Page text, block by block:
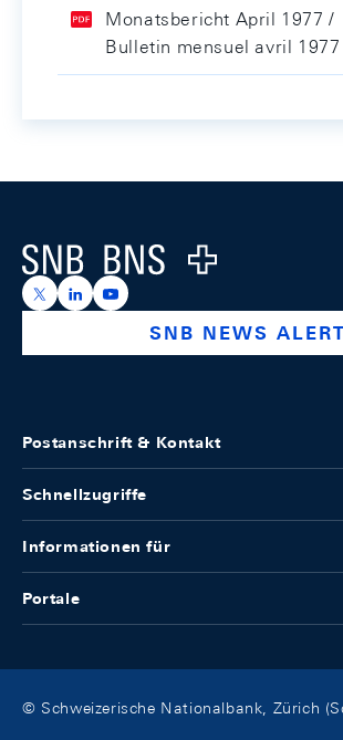
Monatsbericht April 1977 /
Bulletin mensuel avril 1977
Logo
https://x.com/snb_bns
https://ch.linkedin.com/
https://www.youtube.com/
SNB NEWS ALERT
Postanschrift & Kontakt
Schnellzugriffe
Informationen für
Portale
© Schweizerische Nationalbank, Zürich